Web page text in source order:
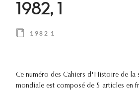
1982, 1
1982 1
Ce numéro des Cahiers d'Histoire de la
mondiale est composé de 5 articles en